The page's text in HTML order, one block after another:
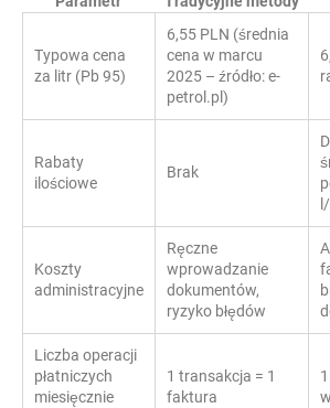
Typowa cena
za litr (Pb 95)
6,55 PLN (średnia
cena w marcu
2025 – źródło: e-
petrol.pl)
Rabaty
ilościowe
Brak
Koszty
administracyjne
Ręczne
wprowadzanie
dokumentów,
ryzyko błędów
Liczba operacji
płatniczych
miesięcznie
1 transakcja = 1
faktura